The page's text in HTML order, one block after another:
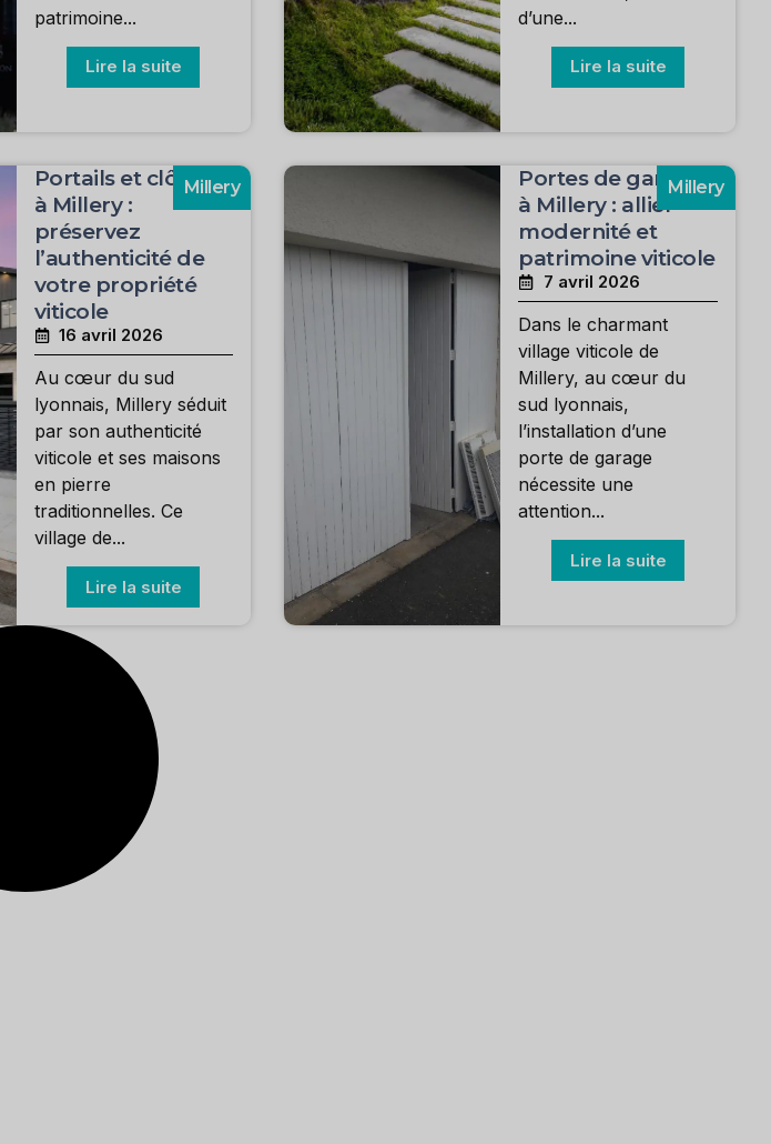
patrimoine...
Lire la suite
d’une...
Lire la suite
Millery
Portails et clôtures
à Millery :
préservez
l’authenticité de
votre propriété
viticole
16 avril 2026
Au cœur du sud
lyonnais, Millery séduit
par son authenticité
viticole et ses maisons
en pierre
traditionnelles. Ce
village de...
Lire la suite
Millery
Portes de garage
à Millery : allier
modernité et
patrimoine viticole
7 avril 2026
Dans le charmant
village viticole de
Millery, au cœur du
sud lyonnais,
l’installation d’une
porte de garage
nécessite une
attention...
Lire la suite